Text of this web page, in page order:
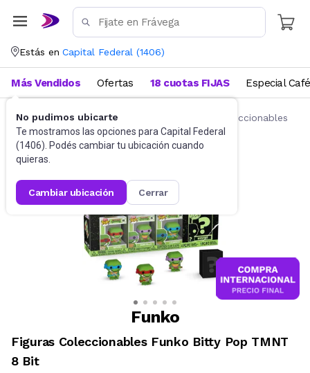
Estás en Capital Federal (1406)
No pudimos ubicarte
Te mostramos las opciones para Capital Federal
(1406). Podés cambiar tu ubicación cuando
quieras.
cambiar ubicación cerrar
Más Vendidos Ofertas 18 cuotas FIJAS Especial Café
Juguetes y Juegos Figuras de acción y coleccionables
Funko
Figuras Coleccionables Funko Bitty Pop TMNT
8 Bit